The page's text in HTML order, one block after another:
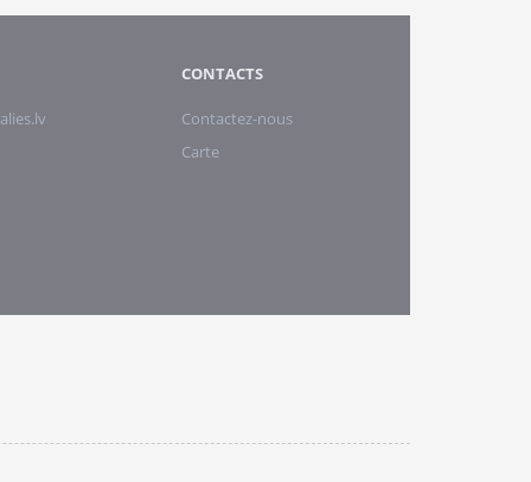
CONTACTS
Contactez-nous
Carte